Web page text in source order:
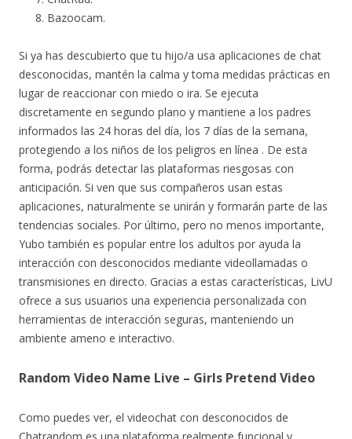
Bazoocam.
Si ya has descubierto que tu hijo/a usa aplicaciones de chat
desconocidas, mantén la calma y toma medidas prácticas en
lugar de reaccionar con miedo o ira. Se ejecuta
discretamente en segundo plano y mantiene a los padres
informados las 24 horas del día, los 7 días de la semana,
protegiendo a los niños de los peligros en línea . De esta
forma, podrás detectar las plataformas riesgosas con
anticipación. Si ven que sus compañeros usan estas
aplicaciones, naturalmente se unirán y formarán parte de las
tendencias sociales. Por último, pero no menos importante,
Yubo también es popular entre los adultos por ayuda la
interacción con desconocidos mediante videollamadas o
transmisiones en directo. Gracias a estas características, LivU
ofrece a sus usuarios una experiencia personalizada con
herramientas de interacción seguras, manteniendo un
ambiente ameno e interactivo.
Random Video Name Live – Girls Pretend Video
Como puedes ver, el videochat con desconocidos de